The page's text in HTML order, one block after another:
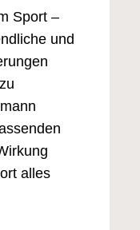
Sport –
und
alles